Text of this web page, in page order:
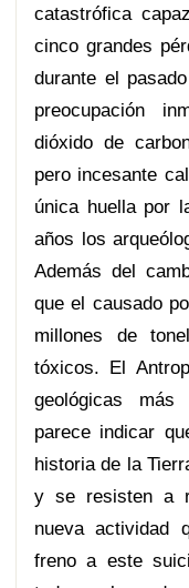
catastrófica
cinco grandes
durante el
preocupación
dióxido de
pero incesante
única huella por
años los
Además del
que el causado
millones de
tóxicos. El
geológicas
parece indicar
historia de la
y se resisten a
nueva actividad
freno a este